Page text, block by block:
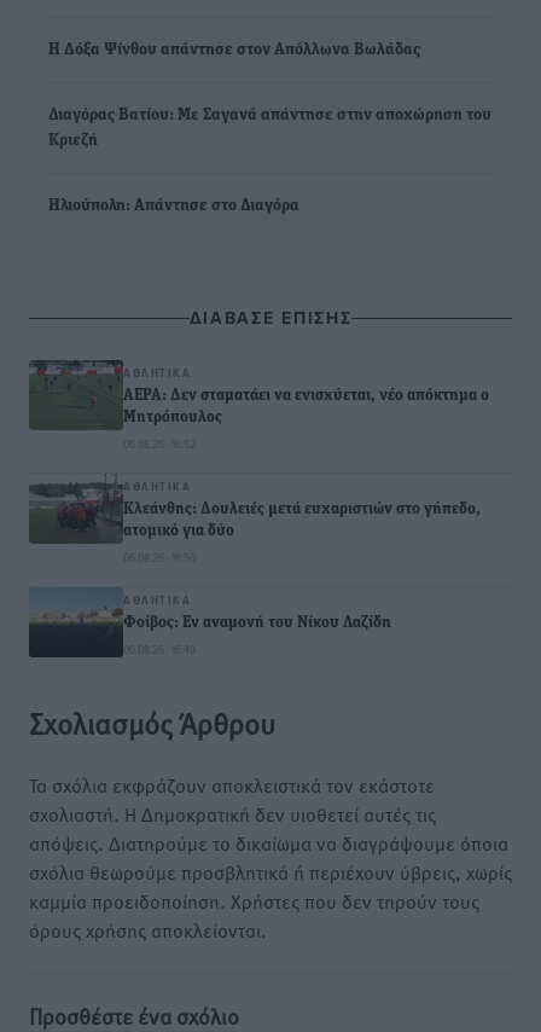
Η Δόξα Ψίνθου απάντησε στον Απόλλωνα Βωλάδας
Διαγόρας Βατίου: Με Σαγανά απάντησε στην αποχώρηση του
Κριεζή
Ηλιούπολη: Απάντησε στο Διαγόρα
ΔΙΑΒΑΣΕ ΕΠΙΣΗΣ
ΑΘΛΗΤΙΚΆ
ΑΕΡΑ: Δεν σταματάει να ενισχύεται, νέο απόκτημα ο
Μητρόπουλος
06.08.26 · 16:52
ΑΘΛΗΤΙΚΆ
Κλεάνθης: Δουλειές μετά ευχαριστιών στο γήπεδο,
ατομικό για δύο
06.08.26 · 16:50
ΑΘΛΗΤΙΚΆ
Φοίβος: Εν αναμονή του Νίκου Λαζίδη
06.08.26 · 16:49
Σχολιασμός Άρθρου
Τα σχόλια εκφράζουν αποκλειστικά τον εκάστοτε
σχολιαστή. Η Δημοκρατική δεν υιοθετεί αυτές τις
απόψεις. Διατηρούμε το δικαίωμα να διαγράψουμε όποια
σχόλια θεωρούμε προσβλητικά ή περιέχουν ύβρεις, χωρίς
καμμία προειδοποίηση. Χρήστες που δεν τηρούν τους
όρους χρήσης αποκλείονται.
Προσθέστε ένα σχόλιο